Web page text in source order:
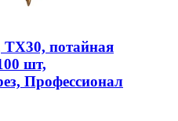
потайная
шт,
Профессионал